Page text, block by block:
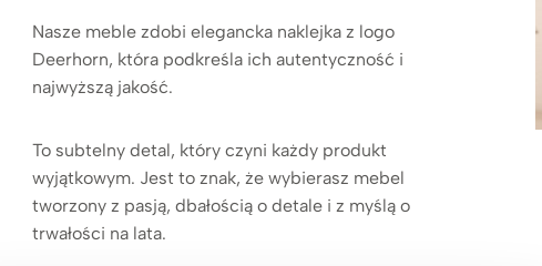
Nasze meble zdobi elegancka naklejka z logo
Deerhorn, która podkreśla ich autentyczność i
najwyższą jakość.
To subtelny detal, który czyni każdy produkt
wyjątkowym. Jest to znak, że wybierasz mebel
tworzony z pasją, dbałością o detale i z myślą o
trwałości na lata.